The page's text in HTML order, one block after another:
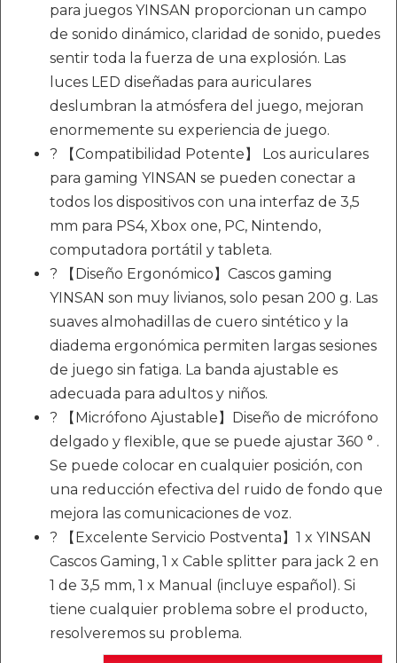
para juegos YINSAN proporcionan un campo
de sonido dinámico, claridad de sonido, puedes
sentir toda la fuerza de una explosión. Las
luces LED diseñadas para auriculares
deslumbran la atmósfera del juego, mejoran
enormemente su experiencia de juego.
? 【Compatibilidad Potente】 Los auriculares
para gaming YINSAN se pueden conectar a
todos los dispositivos con una interfaz de 3,5
mm para PS4, Xbox one, PC, Nintendo,
computadora portátil y tableta.
? 【Diseño Ergonómico】Cascos gaming
YINSAN son muy livianos, solo pesan 200 g. Las
suaves almohadillas de cuero sintético y la
diadema ergonómica permiten largas sesiones
de juego sin fatiga. La banda ajustable es
adecuada para adultos y niños.
? 【Micrófono Ajustable】Diseño de micrófono
delgado y flexible, que se puede ajustar 360 ° .
Se puede colocar en cualquier posición, con
una reducción efectiva del ruido de fondo que
mejora las comunicaciones de voz.
? 【Excelente Servicio Postventa】1 x YINSAN
Cascos Gaming, 1 x Cable splitter para jack 2 en
1 de 3,5 mm, 1 x Manual (incluye español). Si
tiene cualquier problema sobre el producto,
resolveremos su problema.